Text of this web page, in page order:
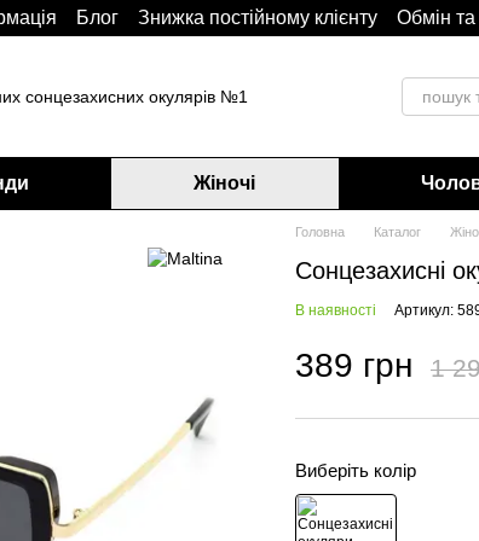
Блoг Знижка постійному клієнту Обмін
сонцезахисних окулярів №1
Жіночі
Головна Каталог
Сонцезахисні
В наявності Артикул:
389 грн 1
Виберіть колір